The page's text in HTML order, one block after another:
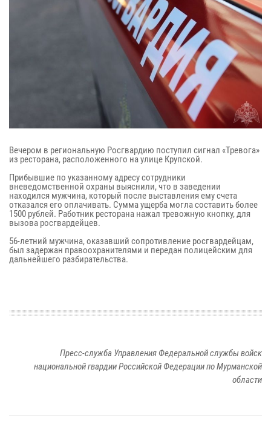
Вечером в региональную Росгвардию поступил сигнал «Тревога»
из ресторана, расположенного на улице Крупской.
Прибывшие по указанному адресу сотрудники
вневедомственной охраны выяснили, что в заведении
находился мужчина, который после выставления ему счета
отказался его оплачивать. Сумма ущерба могла составить более
1500 рублей. Работник ресторана нажал тревожную кнопку, для
вызова росгвардейцев.
56-летний мужчина, оказавший сопротивление росгвардейцам,
был задержан правоохранителями и передан полицейским для
дальнейшего разбирательства.
Пресс-служба Управления Федеральной службы войск
национальной гвардии Российской Федерации по Мурманской
области